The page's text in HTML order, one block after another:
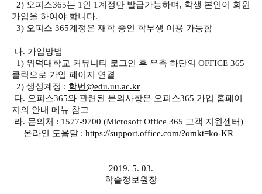
2) 오피스365는 1인 1계정만 발급가능하며, 학생 본인이 회원
가입을 하여야 합니다.
3) 오피스 365계정은 재학 중인 학부생 이용 가능함
나. 가입방법
1) 위덕대학교 커뮤니티 로그인 후 우측 하단의 OFFICE 365
클릭으로 가입 페이지 연결
2) 생성계정 : 학번@edu.uu.ac.kr
다. 오피스365와 관련된 문의사항은 오피스365 가입 홈페이
지의 안내 메뉴 참고
라. 문의처 : 1577-9700 (Microsoft Office 365 고객 지원센터)
온라인 도움말 : https://support.office.com/?omkt=ko-KR
2019. 5. 03.
학술정보원장